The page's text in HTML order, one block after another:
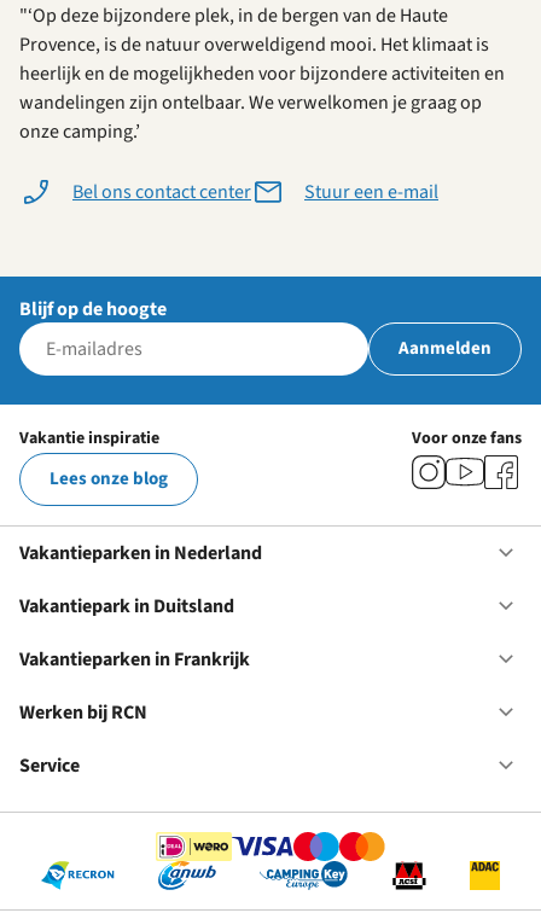
"‘Op deze bijzondere plek, in de bergen van de Haute
Provence, is de natuur overweldigend mooi. Het klimaat is
heerlijk en de mogelijkheden voor bijzondere activiteiten en
wandelingen zijn ontelbaar. We verwelkomen je graag op
onze camping.’
Bel ons contact center Stuur een e-mail
Blijf op de hoogte
Aanmelden
Vakantie inspiratie
Lees onze blog
Voor onze fans
Vakantieparken in Nederland
Vakantiepark in Duitsland
Vakantieparken in Frankrijk
Werken bij RCN
Service